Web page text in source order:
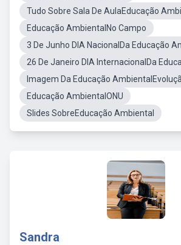
Tudo Sobre Sala De AulaEducação
Educação AmbientalNo Campo
3 De Junho DIA NacionalDa Educação
26 De Janeiro DIA InternacionalDa
Imagem Da Educação
Educação AmbientalONU
Slides SobreEducação Ambiental
Sandra